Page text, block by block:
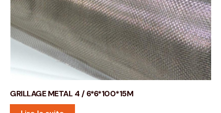
GRILLAGE METAL 4 / 6*6*100*15M